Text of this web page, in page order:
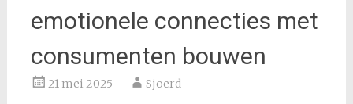
emotionele connecties met
consumenten bouwen
21 mei 2025 Sjoerd